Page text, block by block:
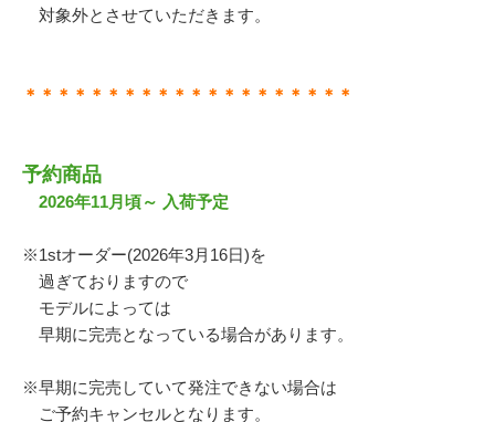
対象外とさせていただきます。
＊＊＊＊＊＊＊＊＊＊＊＊＊＊＊＊＊＊＊＊
予約商品
2026年11月頃～ 入荷予定
※1stオーダー(2026年3月16日)を
過ぎておりますので
モデルによっては
早期に完売となっている場合があります。
※早期に完売していて発注できない場合は
ご予約キャンセルとなります。